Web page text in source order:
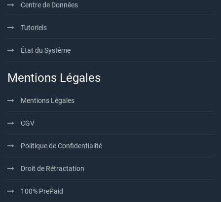
Centre de Données
Tutoriels
État du Système
Mentions Légales
Mentions Légales
CGV
Politique de Confidentialité
Droit de Rétractation
100% PrePaid